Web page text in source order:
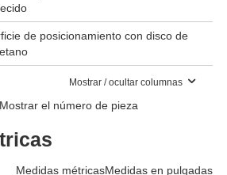
de posicionamiento con disco de
Mostrar / ocultar columnas
Mostrar el número de pieza
Medidas métricasMedidas en pulgadas